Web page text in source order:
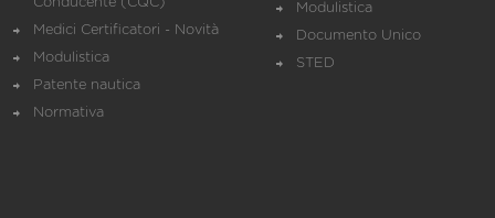
Conducente (CQC)
Medici Certificatori - Novità
Modulistica
Patente nautica
Normativa
Modulistica
Documento Unico
STED